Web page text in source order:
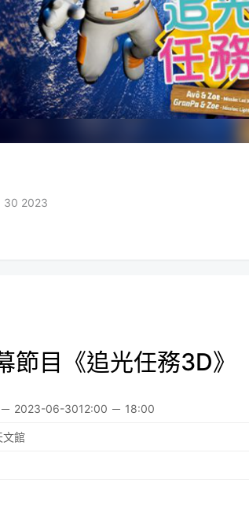
30 2023
節目《追光任務3D》
2023-06-3012:00 － 18:00
文館